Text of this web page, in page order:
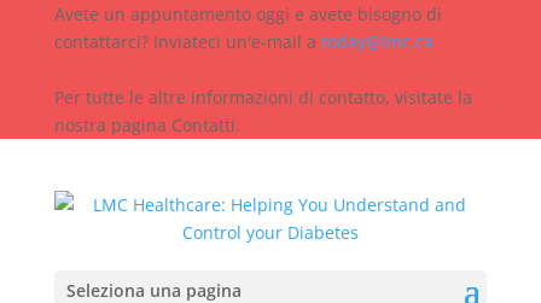
Avete un appuntamento oggi e avete bisogno di
contattarci? Inviateci un'e-mail a today@lmc.ca
Per tutte le altre informazioni di contatto, visitate la
nostra pagina Contatti.
Seleziona una pagina